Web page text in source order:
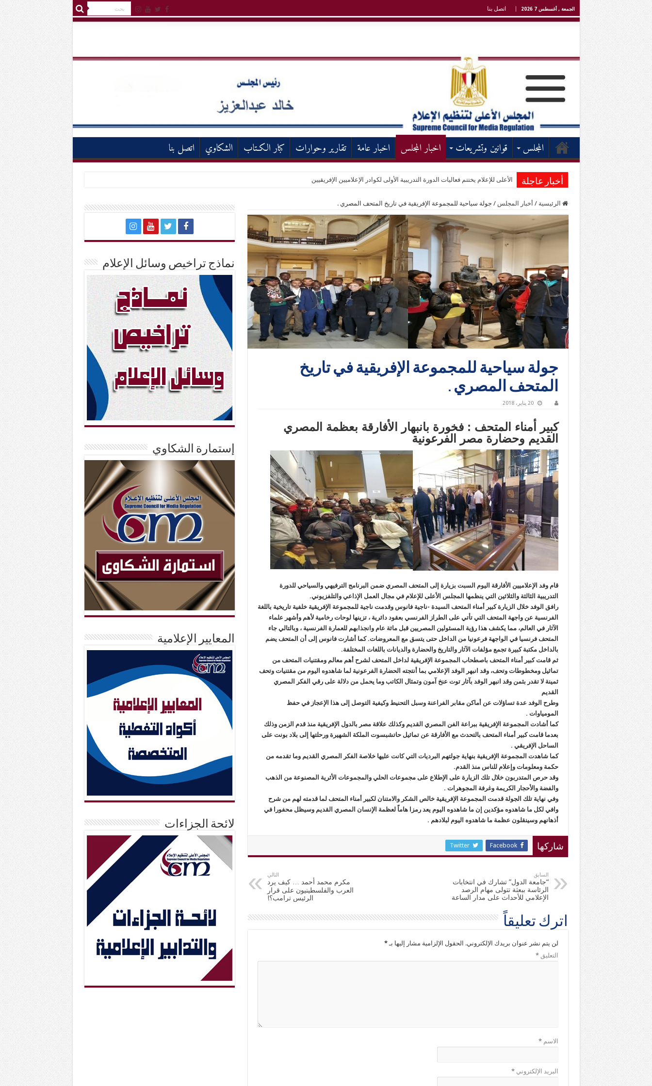
الجمعة , أغسطس 7 2026 اتصل بنا
المجلس قوانين وتشريعات اخبار المجلس اخبار عامة تقارير وحوارات كبار الكـتاب الشكاوي اتصل بنا
أخبار عاجلة الأعلى للإعلام يختتم فعاليات الدورة التدريبية الأولى لكوادر الإعلاميين الإفريقيين
الرئيسية / أخبار المجلس / جولة سياحية للمجموعة الإفريقية في تاريخ المتحف المصري .
جولة سياحية للمجموعة الإفريقية في تاريخ
المتحف المصري .
20 يناير، 2018
كبير أمناء المتحف : فخورة بانبهار الأفارقة بعظمة المصري
القديم وحضارة مصر الفرعونية
قام وفد الإعلاميين الأفارقة اليوم السبت بزيارة إلى المتحف المصري ضمن البرنامج الترفيهي والسياحي للدورة
التدريبية الثالثة والثلاثين التي ينظمها المجلس الأعلى للإعلام في مجال العمل الإذاعي والتلفزيوني.
رافق الوفد خلال الزيارة كبير أمناء المتحف السيدة -ناجية فانوس وقدمت ناجية للمجموعة الإفريقية خلفية تاريخية باللغة
الفرنسية عن واجهة المتحف التي تأتي على الطراز الفرنسي بعقود دائرية ، تزينها لوحات رخامية لأهم وأشهر علماء
الآثار في العالم، مما يكشف هذا رؤية المسئولين المصريين قبل مائة عام وانجذابهم للعمارة الفرنسية ، وبالتالي جاء
المتحف فرنسيا في الواجهة فرعونيا من الداخل حتى يتسق مع المعروضات. كما أشارت فانوس إلى أن المتحف يضم
بالداخل مكتبة كبيرة تجمع مؤلفات الآثار والتاريخ والحضارة والديانات باللغات المختلفة.
ثم قامت كبير أمناء المتحف باصطحاب المجموعة الإفريقية لداخل المتحف لشرح أهم معالم ومقتنيات المتحف من
تماثيل ومخطوطات وتحف، وقد انبهر الوفد الإعلامي بما أنتجته الحضارة الفرعونية لما شاهدوه اليوم من مقتنيات وتحف
ثمينة لا تقدر بثمن وقد انبهر الوفد بآثار توت عنخ آمون وتمثال الكاتب وما يحمل من دلالة على رقي الفكر المصري
القديم
وطرح الوفد عدة تساؤلات عن أماكن مقابر الفراعنة وسبل التحنيط وكيفية التوصل إلى هذا الإعجاز في حفظ
المومياوات .
كما أشادت المجموعة الإفريقية ببراعة الفن المصري القديم وكذلك علاقة مصر بالدول الإفريقية منذ قدم الزمن وذلك
بعدما قامت كبير أمناء المتحف بالتحدث مع الأفارقة عن تماثيل حاتشبسوت الملكة الشهيرة ورحلتها إلى بلاد بونت على
الساحل الإفريقي .
كما شاهدت المجموعة الإفريقية بنهاية جولتهم البرديات التي كانت عليها خلاصة الفكر المصري القديم وما تقدمه من
حكمة ومعلومات وإعلام للناس منذ القدم.
وقد حرص المتدربون خلال تلك الزيارة على الإطلاع على مجموعات الحلي والمجموعات الأثرية المصنوعة من الذهب
والفضة والأحجار الكريمة وغرفة المجوهرات .
وفي نهاية تلك الجولة قدمت المجموعة الإفريقية خالص الشكر والامتنان لكبير أمناء المتحف لما قدمته لهم من شرح
وافي لكل ما شاهدوه مؤكدين إن ما شاهدوه اليوم يعد رمزا هاماً لعظمة الإنسان المصري القديم وسيظل محفورا في
أذهانهم وسينقلون عظمة ما شاهدوه اليوم لبلادهم .
شاركها Facebook
Twitter
السابق
“جامعة الدول” تشارك في انتخابات
الرئاسة ببعثة تتولى مهام الرصد
الإعلامي للأحداث على مدار الساعة
التالي
مكرم محمد أحمد … كيف يرد
العرب والفلسطينيون على قرار
الرئيس ترامب؟!
اترك تعليقاً
لن يتم نشر عنوان بريدك الإلكتروني. الحقول الإلزامية مشار إليها بـ*
التعليق*
الاسم*
البريد الإلكتروني*
نماذج تراخيص وسائل الإعلام
إستمارة الشكاوي
المعايير الإعلامية
لائحة الجزاءات